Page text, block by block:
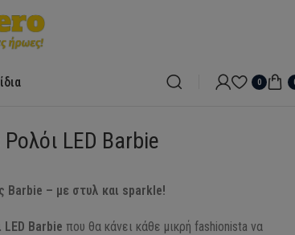
0
LED Barbie
– με στυλ και sparkle!
Barbie που θα κάνει κάθε μικρή fashionista να